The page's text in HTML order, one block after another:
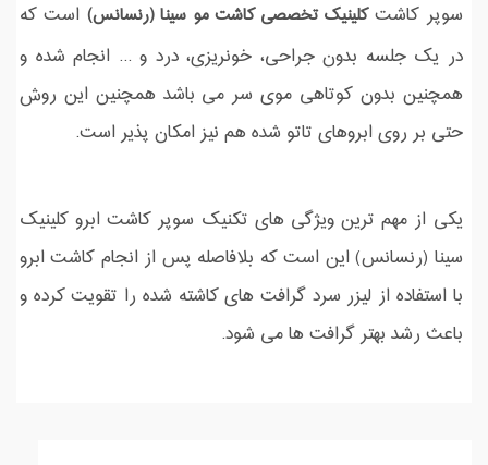
سوپر کاشتکلینیک تخصصی کاشت مو سینا (رنسانس) است که
در یک جلسه بدون جراحی، خونریزی، درد و ... انجام شده و
همچنین بدون کوتاهی موی سر می باشد همچنین این روش
حتی بر روی ابروهای تاتو شده هم نیز امکان پذیر است.
یکی از مهم ترین ویژگی های تکنیک سوپر کاشت ابرو کلینیک
سینا (رنسانس) این است که بلافاصله پس از انجام کاشت ابرو
با استفاده از لیزر سرد گرافت های کاشته شده را تقویت کرده و
باعث رشد بهتر گرافت ها می شود.